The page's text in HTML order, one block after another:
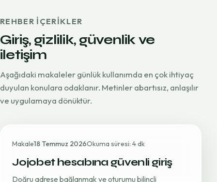
REHBER IÇERIKLER
Giriş, gizlilik, güvenlik ve
iletişim
Aşağıdaki makaleler günlük kullanımda en çok ihtiyaç
duyulan konulara odaklanır. Metinler abartısız, anlaşılır
ve uygulamaya dönüktür.
Makale18 Temmuz 2026Okuma süresi: 4 dk
Jojobet hesabına güvenli giriş
Doğru adrese bağlanmak ve oturumu bilinçli